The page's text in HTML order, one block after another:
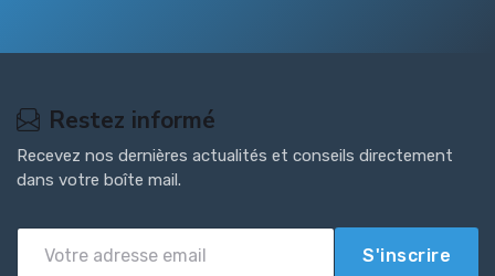
Restez informé
Recevez nos dernières actualités et conseils directement
dans votre boîte mail.
S'inscrire